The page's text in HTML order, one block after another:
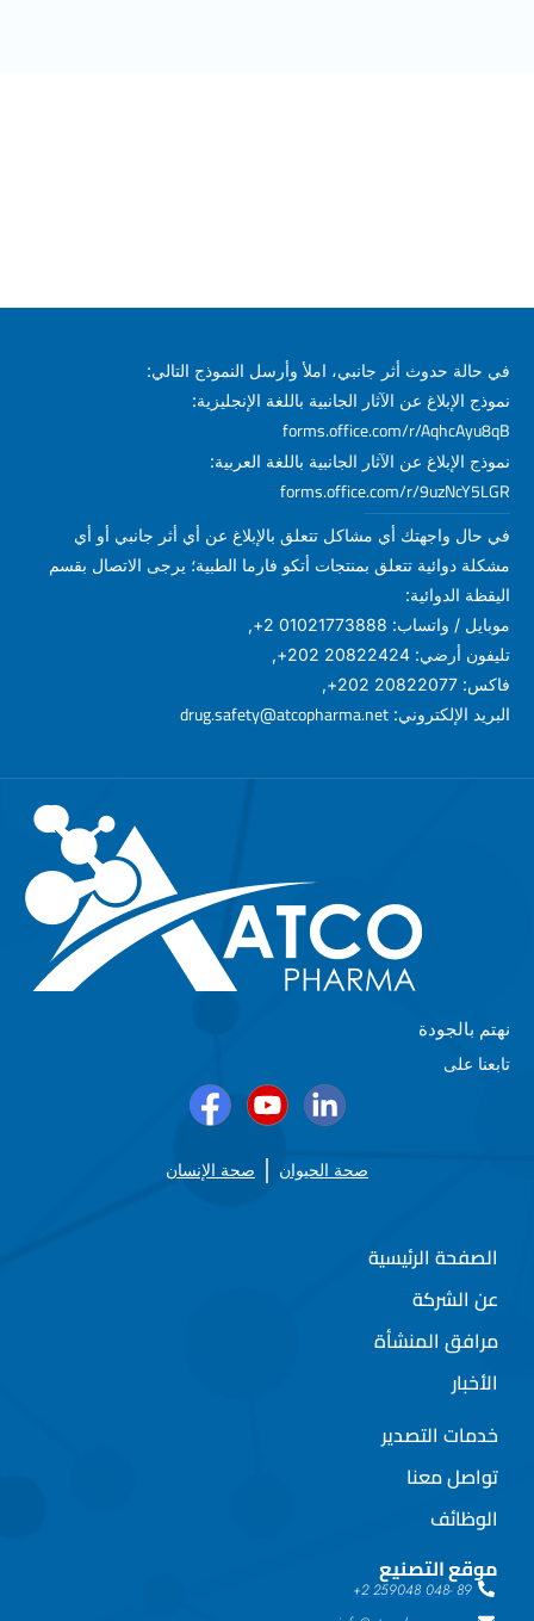
في حالة حدوث أثر جانبي، املأ وأرسل النموذج التالي:
نموذج الإبلاغ عن الآثار الجانبية باللغة الإنجليزية:
forms.office.com/r/AqhcAyu8qB
نموذج الإبلاغ عن الآثار الجانبية باللغة العربية:
forms.office.com/r/9uzNcY5LGR
في حال واجهتك أي مشاكل تتعلق بالإبلاغ عن أي أثر جانبي أو أي
مشكلة دوائية تتعلق بمنتجات أتكو فارما الطبية؛ يرجى الاتصال بقسم
اليقظة الدوائية:
موبايل / واتساب: 01021773888 2+,
تليفون أرضي: 20822424 202+,
فاكس: 20822077 202+,
البريد الإلكتروني: drug.safety@atcopharma.net
نهتم بالجودة
تابعنا على
صحة الحيوان صحة الإنسان
الصفحة الرئيسية
عن الشركة
مرافق المنشأة
الأخبار
خدمات التصدير
تواصل معنا
الوظائف
موقع التصنيع
89 -048 259048 2+